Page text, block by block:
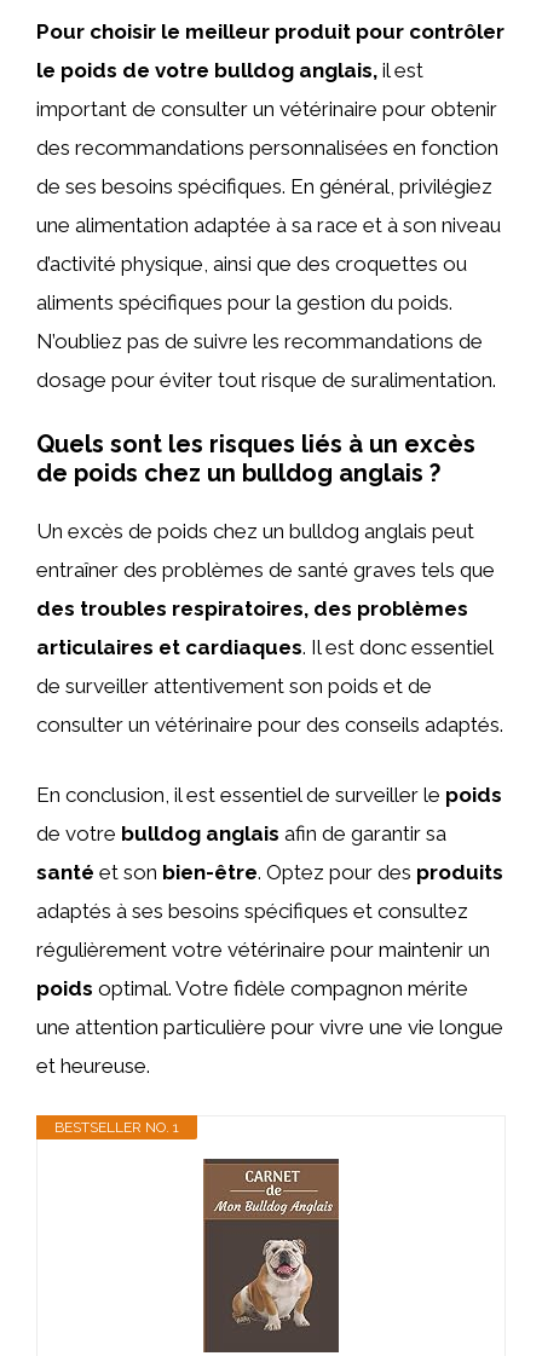
Pour choisir le meilleur produit pour contrôler
le poids de votre bulldog anglais, il est
important de consulter un vétérinaire pour obtenir
des recommandations personnalisées en fonction
de ses besoins spécifiques. En général, privilégiez
une alimentation adaptée à sa race et à son niveau
d’activité physique, ainsi que des croquettes ou
aliments spécifiques pour la gestion du poids.
N’oubliez pas de suivre les recommandations de
dosage pour éviter tout risque de suralimentation.
Quels sont les risques liés à un excès
de poids chez un bulldog anglais ?
Un excès de poids chez un bulldog anglais peut
entraîner des problèmes de santé graves tels que
des troubles respiratoires, des problèmes
articulaires et cardiaques. Il est donc essentiel
de surveiller attentivement son poids et de
consulter un vétérinaire pour des conseils adaptés.
En conclusion, il est essentiel de surveiller le poids
de votre bulldog anglais afin de garantir sa
santé et son bien-être. Optez pour des produits
adaptés à ses besoins spécifiques et consultez
régulièrement votre vétérinaire pour maintenir un
poids optimal. Votre fidèle compagnon mérite
une attention particulière pour vivre une vie longue
et heureuse.
BESTSELLER NO. 1